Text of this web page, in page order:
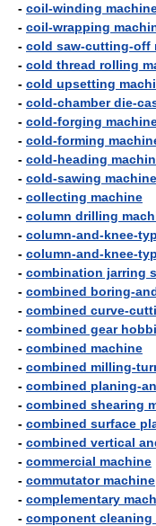
- coil-winding
- coil-wrapping
- cold saw-cutting-off
- cold thread rolling
- cold upsetting
- cold-chamber die-
- cold-forging
- cold-forming
- cold-heading
- cold-sawing machine
- collecting machine
- column drilling
- column-and-knee-
- column-and-knee-
- combination jarring
- combined boring-
- combined curve-
- combined gear
- combined machine
- combined milling-
- combined planing-
- combined shearing
- combined surface
- combined vertical
- commercial machine
- commutator machine
- complementary
- component cleaning